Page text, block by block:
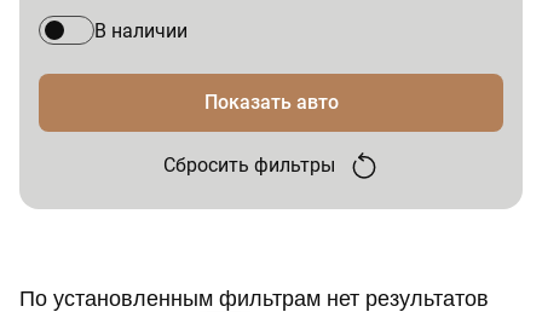
В наличии
Показать авто
Сбросить фильтры
По установленным фильтрам нет результатов